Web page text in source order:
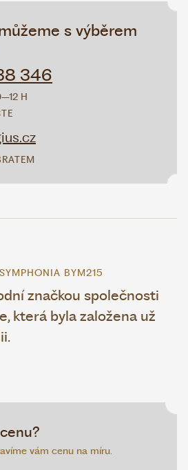
s výběrem
346
H
BYM215
značkou společnosti
která byla založena už
vám cenu na míru.